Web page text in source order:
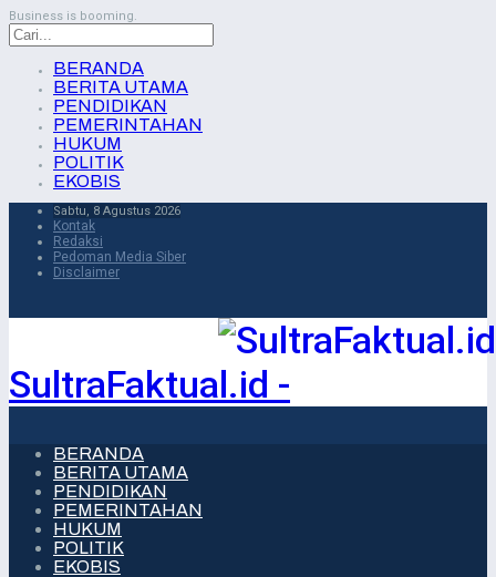
Business is booming.
BERANDA
BERITA UTAMA
PENDIDIKAN
PEMERINTAHAN
HUKUM
POLITIK
EKOBIS
Sabtu, 8 Agustus 2026
Kontak
Redaksi
Pedoman Media Siber
Disclaimer
SultraFaktual.id -
BERANDA
BERITA UTAMA
PENDIDIKAN
PEMERINTAHAN
HUKUM
POLITIK
EKOBIS